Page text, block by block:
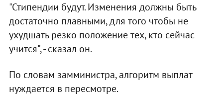
"Стипендии будут. Изменения должны быть
достаточно плавными, для того чтобы не
ухудшать резко положение тех, кто сейчас
учится", - сказал он.
По словам замминистра, алгоритм выплат
нуждается в пересмотре.